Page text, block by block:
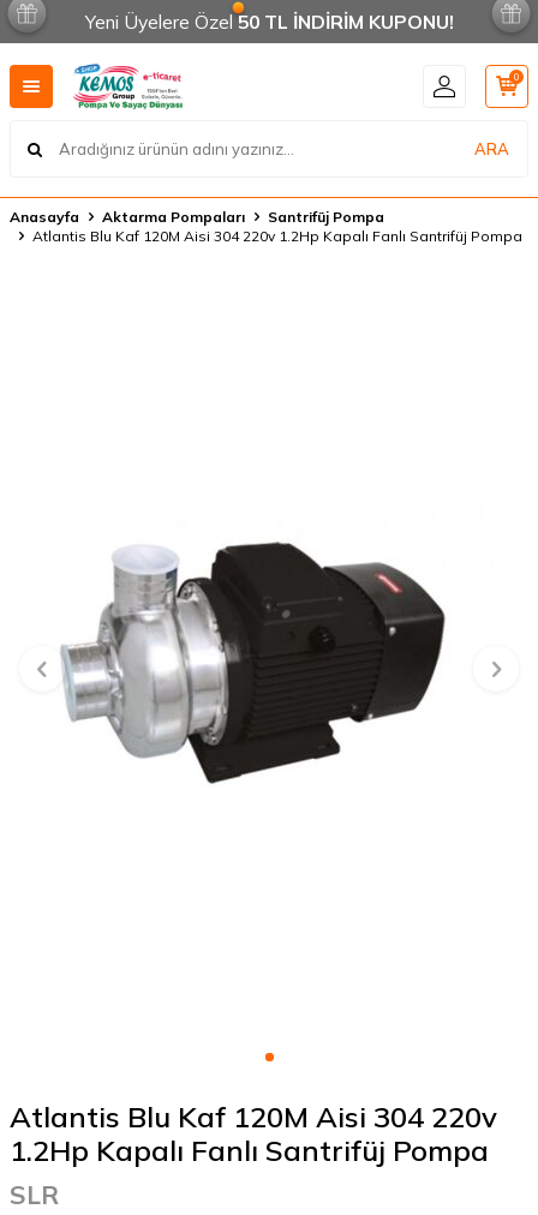
Yeni Üyelere Özel 50 TL İNDİRİM KUPONU!
ARA
0
Anasayfa Aktarma Pompaları
Santrifüj Pompa
Atlantis Blu Kaf 120M Aisi 304 220v 1.2Hp Kapalı Fanlı Santrifüj Pompa
Atlantis Blu Kaf 120M Aisi 304 220v
1.2Hp Kapalı Fanlı Santrifüj Pompa
SLR